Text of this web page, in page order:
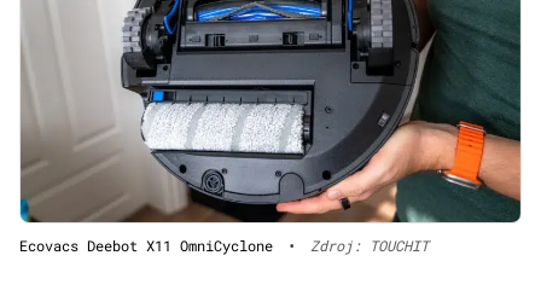
Ecovacs Deebot X11 OmniCyclone • Zdroj: TOUCHIT